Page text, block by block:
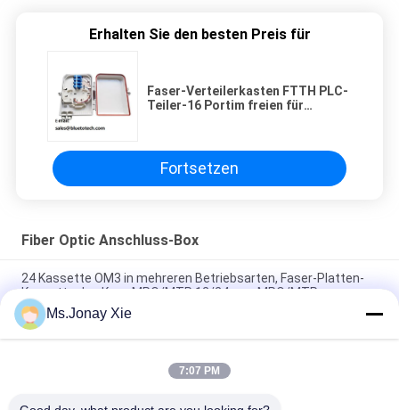
Erhalten Sie den besten Preis für
Faser-Verteilerkasten FTTH PLC-
Teiler-16 Portim freien für
Fortsetzen
Fiber Optic Anschluss-Box
24 Kassette OM3 in mehreren Betriebsarten, Faser-Platten-
Kassette des Kern-MPO/MTP 12/24core MPO/MTP
Wandbergkasten-Faserfrontplatte des LC-
Viererkabeladapters FTTH
Frontplatte aus optischen Fasern für Sc-Simplexadapter oder
Ms.Jonay Xie
7:07 PM